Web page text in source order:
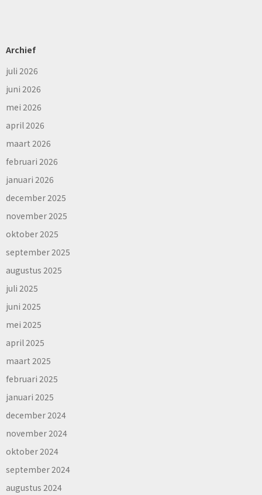
Archief
juli 2026
juni 2026
mei 2026
april 2026
maart 2026
februari 2026
januari 2026
december 2025
november 2025
oktober 2025
september 2025
augustus 2025
juli 2025
juni 2025
mei 2025
april 2025
maart 2025
februari 2025
januari 2025
december 2024
november 2024
oktober 2024
september 2024
augustus 2024